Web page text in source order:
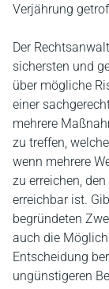
Verjährung
Der
sichersten und
über mögliche
einer
mehrere
zu treffen,
wenn mehrere
zu erreichen,
erreichbar ist.
begründeten
auch die
Entscheidung
ungünstigeren